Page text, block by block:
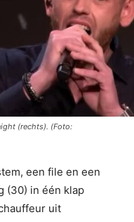
(rechts). (Foto:
een file en een
(30) in één klap
uit